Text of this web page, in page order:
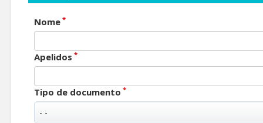
Nome *
Apelidos *
Tipo de documento *